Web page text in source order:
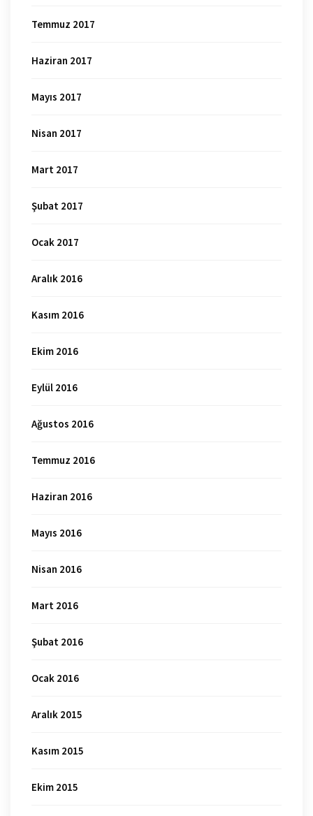
Temmuz 2017
Haziran 2017
Mayıs 2017
Nisan 2017
Mart 2017
Şubat 2017
Ocak 2017
Aralık 2016
Kasım 2016
Ekim 2016
Eylül 2016
Ağustos 2016
Temmuz 2016
Haziran 2016
Mayıs 2016
Nisan 2016
Mart 2016
Şubat 2016
Ocak 2016
Aralık 2015
Kasım 2015
Ekim 2015